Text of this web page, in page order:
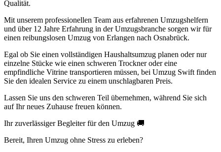
Qualität.
Mit unserem professionellen Team aus erfahrenen Umzugshelfern
und über 12 Jahre Erfahrung in der Umzugsbranche sorgen wir für
einen reibungslosen Umzug von Erlangen nach Osnabrück.
Egal ob Sie einen vollständigen Haushaltsumzug planen oder nur
einzelne Stücke wie einen schweren Trockner oder eine
empfindliche Vitrine transportieren müssen, bei Umzug Swift finden
Sie den idealen Service zu einem unschlagbaren Preis.
Lassen Sie uns den schweren Teil übernehmen, während Sie sich
auf Ihr neues Zuhause freuen können.
Ihr zuverlässiger Begleiter für den Umzug 🚚
Bereit, Ihren Umzug ohne Stress zu erleben?